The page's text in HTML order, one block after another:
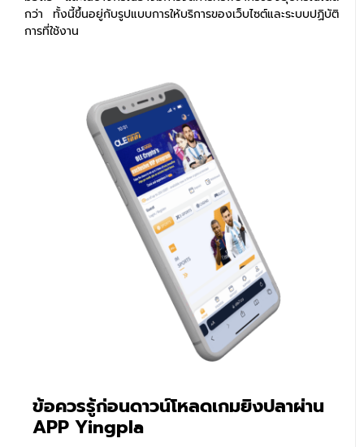
กว่า ทั้งนี้ขึ้นอยู่กับรูปแบบการให้บริการของเว็บไซต์และระบบปฏิบัติ
การที่ใช้งาน
ข้อควรรู้ก่อนดาวน์โหลดเกมยิงปลาผ่าน
APP Yingpla